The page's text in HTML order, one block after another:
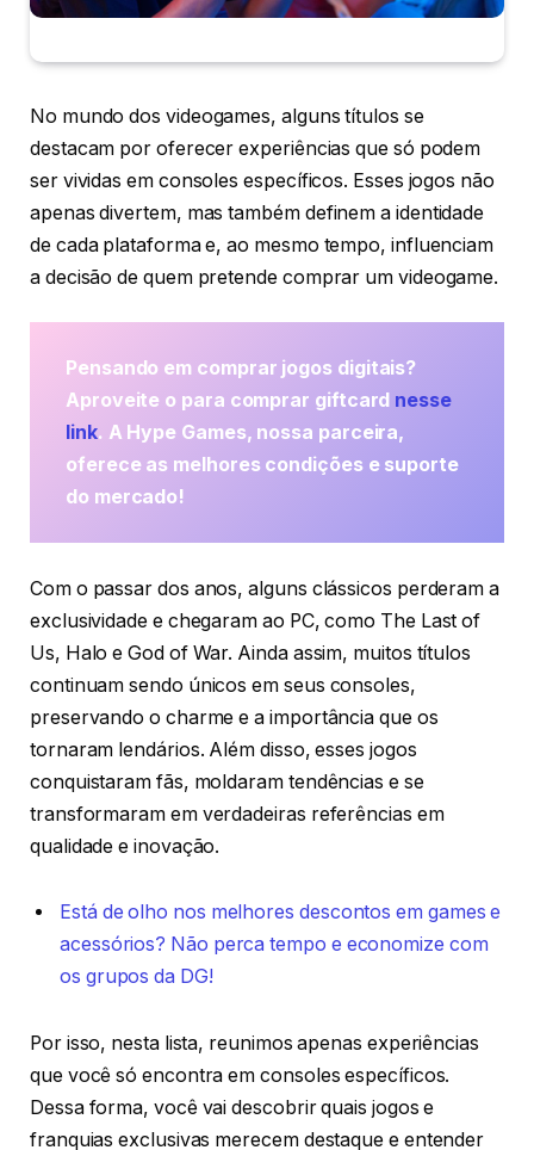
No mundo dos videogames, alguns títulos se
destacam por oferecer experiências que só podem
ser vividas em consoles específicos. Esses jogos não
apenas divertem, mas também definem a identidade
de cada plataforma e, ao mesmo tempo, influenciam
a decisão de quem pretende comprar um videogame.
Pensando em comprar jogos digitais?
Aproveite o para comprar giftcard nesse
link. A Hype Games, nossa parceira,
oferece as melhores condições e suporte
do mercado!
Com o passar dos anos, alguns clássicos perderam a
exclusividade e chegaram ao PC, como The Last of
Us, Halo e God of War. Ainda assim, muitos títulos
continuam sendo únicos em seus consoles,
preservando o charme e a importância que os
tornaram lendários. Além disso, esses jogos
conquistaram fãs, moldaram tendências e se
transformaram em verdadeiras referências em
qualidade e inovação.
Está de olho nos melhores descontos em games e
acessórios? Não perca tempo e economize com
os grupos da DG!
Por isso, nesta lista, reunimos apenas experiências
que você só encontra em consoles específicos.
Dessa forma, você vai descobrir quais jogos e
franquias exclusivas merecem destaque e entender